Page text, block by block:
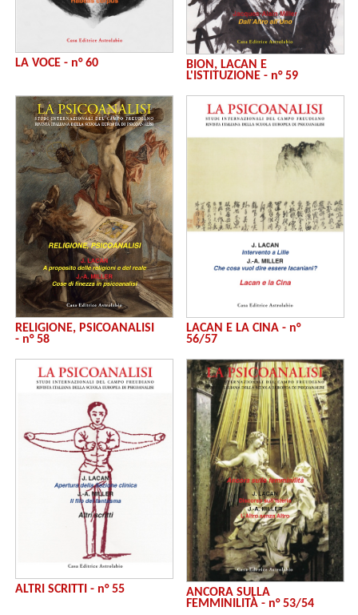
LA VOCE - n° 60
BION, LACAN E
L'ISTITUZIONE - n° 59
RELIGIONE, PSICOANALISI
- n° 58
LACAN E LA CINA - n°
56/57
ALTRI SCRITTI - n° 55
ANCORA SULLA
FEMMINILITÀ - n° 53/54